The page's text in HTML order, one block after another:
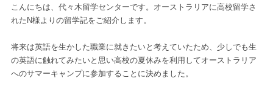
こんにちは、代々木留学センターです。オーストラリアに高校留学さ
れたN様よりの留学記をご紹介します。
将来は英語を生かした職業に就きたいと考えていたため、少しでも生
の英語に触れてみたいと思い高校の夏休みを利用してオーストラリア
へのサマーキャンプに参加することに決めました。